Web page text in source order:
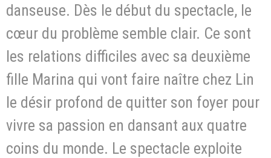
danseuse. Dès le début du spectacle, le
cœur du problème semble clair. Ce sont
les relations difficiles avec sa deuxième
fille Marina qui vont faire naître chez Lin
le désir profond de quitter son foyer pour
vivre sa passion en dansant aux quatre
coins du monde. Le spectacle exploite